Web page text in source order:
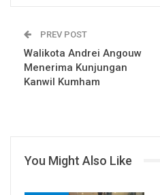
PREV POST
Walikota Andrei Angouw
Menerima Kunjungan
Kanwil Kumham
You Might Also Like